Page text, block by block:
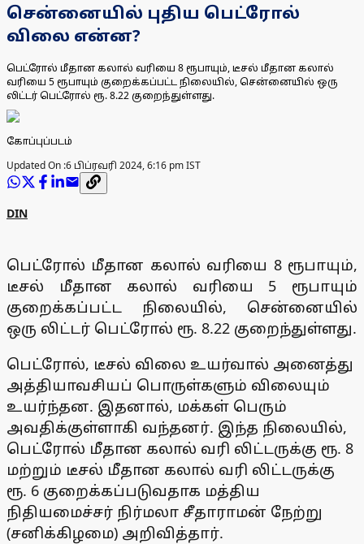
சென்னையில் புதிய பெட்ரோல்
விலை என்ன?
​பெட்ரோல் மீதான கலால் வரியை 8 ரூபாயும், டீசல் மீதான கலால்
வரியை 5 ரூபாயும் குறைக்கப்பட்ட நிலையில், சென்னையில் ஒரு
லிட்டர் பெட்ரோல் ரூ. 8.22 குறைந்துள்ளது.
கோப்புப்படம்
Updated On :6 பிப்ரவரி 2024, 6:16 pm IST
DIN
பெட்ரோல் மீதான கலால் வரியை 8 ரூபாயும்,
டீசல் மீதான கலால் வரியை 5 ரூபாயும்
குறைக்கப்பட்ட நிலையில், சென்னையில்
ஒரு லிட்டர் பெட்ரோல் ரூ. 8.22 குறைந்துள்ளது.
பெட்ரோல், டீசல் விலை உயர்வால் அனைத்து
அத்தியாவசியப் பொருள்களும் விலையும்
உயர்ந்தன. இதனால், மக்கள் பெரும்
அவதிக்குள்ளாகி வந்தனர். இந்த நிலையில்,
பெட்ரோல் மீதான கலால் வரி லிட்டருக்கு ரூ. 8
மற்றும் டீசல் மீதான கலால் வரி லிட்டருக்கு
ரூ. 6 குறைக்கப்படுவதாக மத்திய
நிதியமைச்சர் நிர்மலா சீதாராமன் நேற்று
(சனிக்கிழமை) அறிவித்தார்.